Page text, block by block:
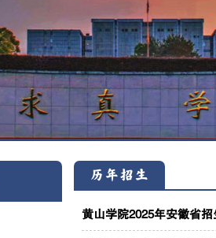
历年招生
黄山学院2025年安徽省